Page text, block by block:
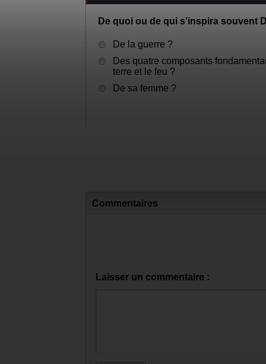
De quoi ou de qui s'inspira souvent
De la guerre ?
Des quatre composants
terre et le feu ?
De sa femme ?
Commentaires
Laisser un commentaire :